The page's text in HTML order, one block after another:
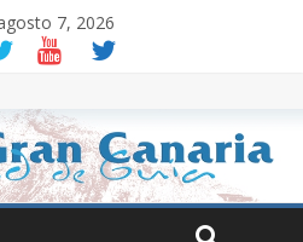
7, 2026